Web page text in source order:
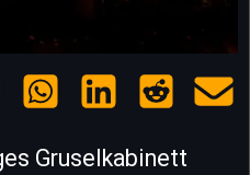
Gruselkabinett